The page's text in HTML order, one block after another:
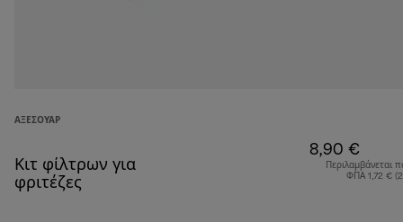
ΑΞΕΣΟΥΆΡ
Κιτ φίλτρων για
φριτέζες
8,90 €
Περιλαμβάνεται
ΦΠΑ 1,72 €